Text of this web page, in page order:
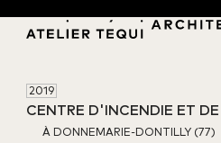
2019
CENTRE D'INCENDIE ET
À DONNEMARIE-DONTILLY (77)